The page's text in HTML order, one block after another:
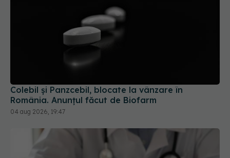
Colebil și Panzcebil, blocate la vânzare în
România. Anunțul făcut de Biofarm
04 aug 2026, 19:47